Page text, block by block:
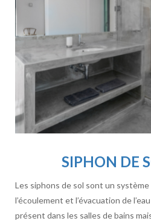
SIPHON DE
Les siphons de sol sont un système
l’écoulement et l’évacuation de
présent dans les salles de bains